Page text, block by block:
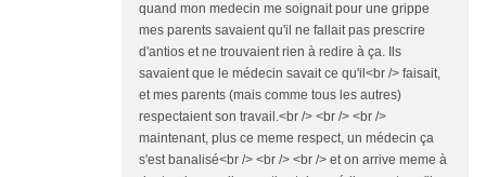
quand mon medecin me soignait pour une grippe
mes parents savaient qu'il ne fallait pas prescrire
d'antios et ne trouvaient rien à redire à ça. Ils
savaient que le médecin savait ce qu'il<br /> faisait,
et mes parents (mais comme tous les autres)
respectaient son travail.<br /> <br /> <br />
maintenant, plus ce meme respect, un médecin ça
s'est banalisé<br /> <br /> <br /> et on arrive meme à